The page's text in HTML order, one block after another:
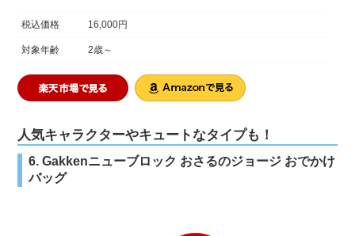
税込価格 16,000円
対象年齢 2歳～
人気キャラクターやキュートなタイプも！
6. Gakkenニューブロック おさるのジョージ おでかけ
バッグ